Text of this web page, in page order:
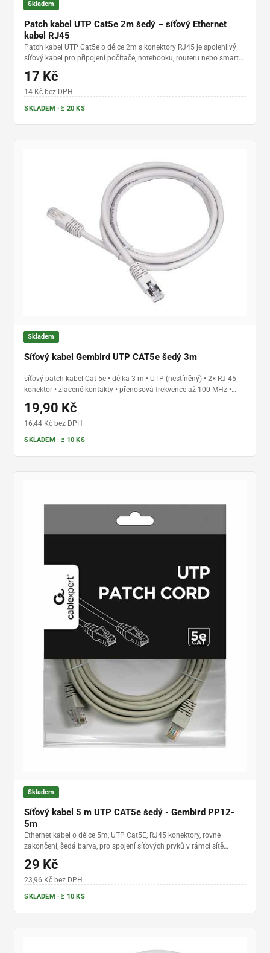
Skladem
Patch kabel UTP Cat5e 2m šedý – síťový Ethernet
kabel RJ45
Patch kabel UTP Cat5e o délce 2m s konektory RJ45 je spolehlivý
síťový kabel pro připojení počítače, notebooku, routeru nebo smart
přenos dat, jednoduché zapojení a širokou kompatibilitu se síťovými
zařízeními. Díky praktické délce 2m je ideální pro domácnosti i
výpadků.
17 Kč
14 Kč bez DPH
SKLADEM · ≥ 20 KS
Skladem
Síťový kabel Gembird UTP CAT5e šedý 3m
síťový patch kabel Cat 5e • délka 3 m • UTP (nestíněný) • 2× RJ-45
konektor • zlacené kontakty • přenosová frekvence až 100 MHz •
ohebné lankové vodiče • PVC plášť • šedé provedení
19,90 Kč
16,44 Kč bez DPH
SKLADEM · ≥ 10 KS
Skladem
Síťový kabel 5 m UTP CAT5e šedý - Gembird PP12-
5m
Ethernet kabel o délce 5m, UTP Cat5E, RJ45 konektory, rovné
zakončení, šedá barva, pro spojení síťových prvků v rámci sítě
(routery, switche,..)
29 Kč
23,96 Kč bez DPH
SKLADEM · ≥ 10 KS